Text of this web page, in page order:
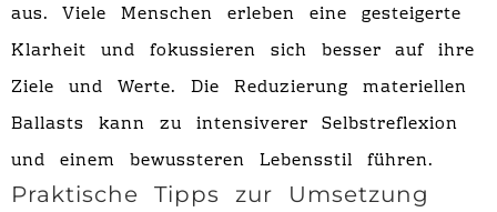
aus. Viele Menschen erleben eine gesteigerte
Klarheit und fokussieren sich besser auf ihre
Ziele und Werte. Die Reduzierung materiellen
Ballasts kann zu intensiverer Selbstreflexion
und einem bewussteren Lebensstil führen.
Praktische Tipps zur Umsetzung